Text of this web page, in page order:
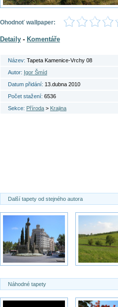
Ohodnoť wallpaper:
Detaily - Komentáře
Název: Tapeta Kamenice-Vrchy 08
Autor: Igor Šmíd
Datum přidání: 13.dubna 2010
Počet stažení: 6536
Sekce: Příroda > Krajina
Další tapety od stejného autora
Náhodné tapety